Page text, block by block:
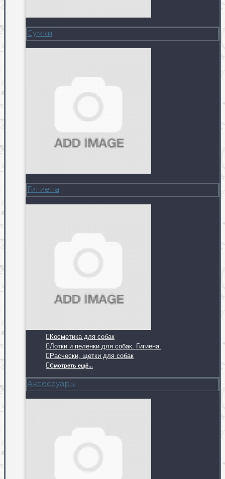
Сумки
Гигиена
Косметика для собак
Лотки и пеленки для собак. Гигиена.
Расчески, щетки для собак
Смотреть ещё...
Аксессуары